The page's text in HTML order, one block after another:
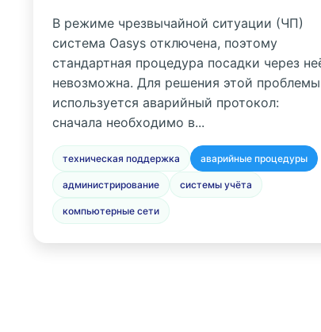
В режиме чрезвычайной ситуации (ЧП)
система Oasys отключена, поэтому
стандартная процедура посадки через
невозможна. Для решения этой проблемы
используется аварийный протокол:
сначала необходимо в...
техническая поддержка аварийные процедуры
администрирование системы учёта
компьютерные сети